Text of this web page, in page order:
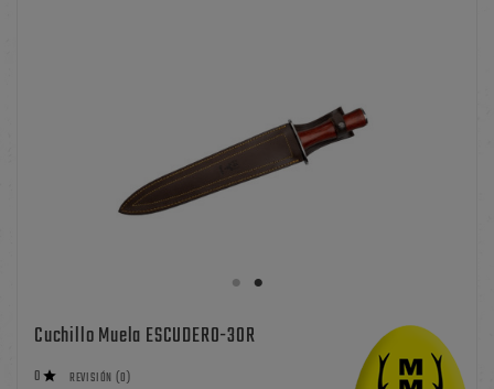
Cuchillo Muela ESCUDERO-30R
0  REVISIÓN (0)